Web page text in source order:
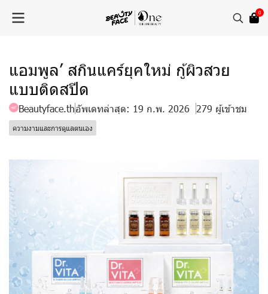
0
แอมพูล’ สกินแคร์ยุคใหม่ กู้ผิวสวย
แบบติดสปีด
Beautyface.thอัพเดทล่าสุด: 19 ก.พ. 2026 279 ผู้เข้าชม
ความงามและการดูแลตนเอง